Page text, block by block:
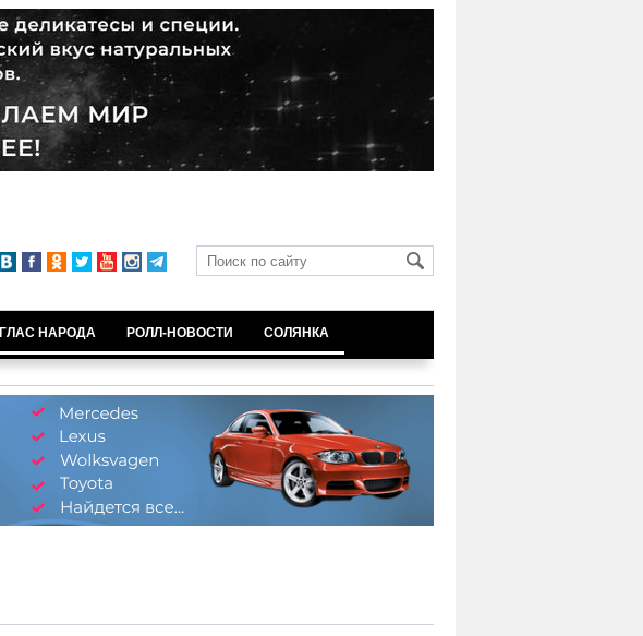
ГЛАС НАРОДА РОЛЛ-НОВОСТИ СОЛЯНКА